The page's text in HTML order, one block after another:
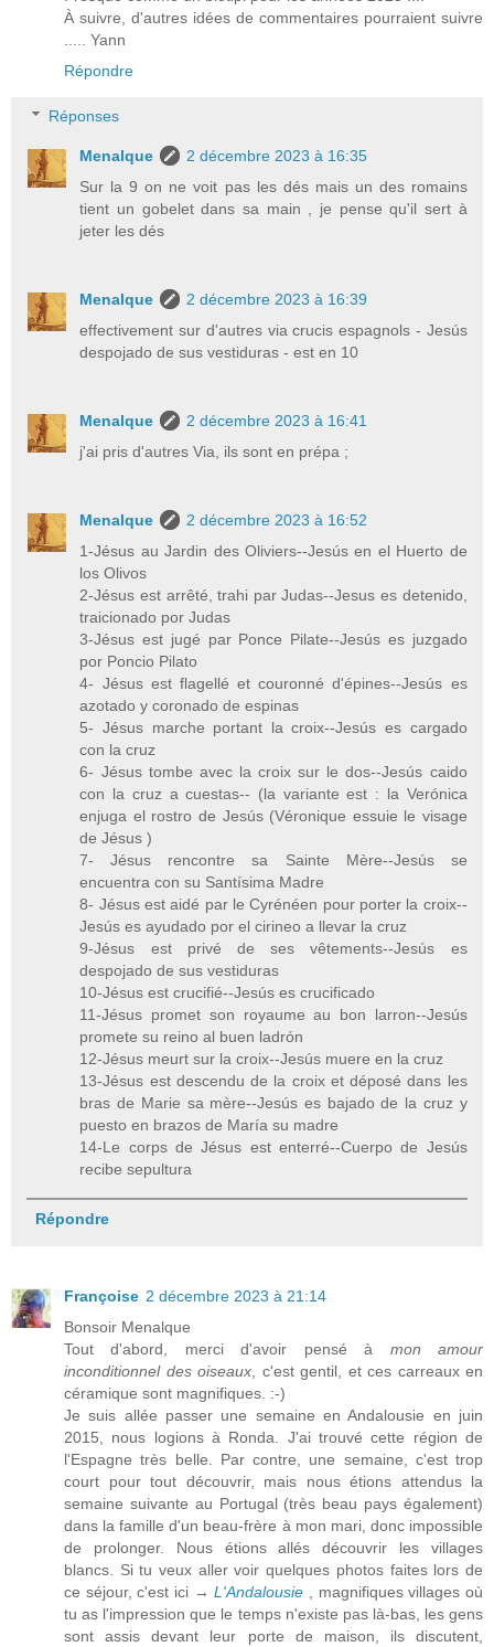
À suivre, d'autres idées de commentaires pourraient suivre
..... Yann
Répondre
Réponses
Menalque
2 décembre 2023 à 16:35
Sur la 9 on ne voit pas les dés mais un des romains
tient un gobelet dans sa main , je pense qu'il sert à
jeter les dés
Menalque
2 décembre 2023 à 16:39
effectivement sur d'autres via crucis espagnols - Jesús
despojado de sus vestiduras - est en 10
Menalque
2 décembre 2023 à 16:41
j'ai pris d'autres Via, ils sont en prépa ;
Menalque
2 décembre 2023 à 16:52
1-Jésus au Jardin des Oliviers--Jesús en el Huerto de
los Olivos
2-Jésus est arrêté, trahi par Judas--Jesus es detenido,
traicionado por Judas
3-Jésus est jugé par Ponce Pilate--Jesús es juzgado
por Poncio Pilato
4- Jésus est flagellé et couronné d'épines--Jesús es
azotado y coronado de espinas
5- Jésus marche portant la croix--Jesús es cargado
con la cruz
6- Jésus tombe avec la croix sur le dos--Jesús caido
con la cruz a cuestas-- (la variante est : la Verónica
enjuga el rostro de Jesús (Véronique essuie le visage
de Jésus )
7- Jésus rencontre sa Sainte Mère--Jesús se
encuentra con su Santísima Madre
8- Jésus est aidé par le Cyrénéen pour porter la croix--
Jesús es ayudado por el cirineo a llevar la cruz
9-Jésus est privé de ses vêtements--Jesús es
despojado de sus vestiduras
10-Jésus est crucifié--Jesús es crucificado
11-Jésus promet son royaume au bon larron--Jesús
promete su reino al buen ladrón
12-Jésus meurt sur la croix--Jesús muere en la cruz
13-Jésus est descendu de la croix et déposé dans les
bras de Marie sa mère--Jesús es bajado de la cruz y
puesto en brazos de María su madre
14-Le corps de Jésus est enterré--Cuerpo de Jesús
recibe sepultura
Répondre
Françoise 2 décembre 2023 à 21:14
Bonsoir Menalque
Tout d'abord, merci d'avoir pensé à mon amour
inconditionnel des oiseaux, c'est gentil, et ces carreaux en
céramique sont magnifiques. :-)
Je suis allée passer une semaine en Andalousie en juin
2015, nous logions à Ronda. J'ai trouvé cette région de
l'Espagne très belle. Par contre, une semaine, c'est trop
court pour tout découvrir, mais nous étions attendus la
semaine suivante au Portugal (très beau pays également)
dans la famille d'un beau-frère à mon mari, donc impossible
de prolonger. Nous étions allés découvrir les villages
blancs. Si tu veux aller voir quelques photos faites lors de
ce séjour, c'est ici →L'Andalousie , magnifiques villages où
tu as l'impression que le temps n'existe pas là-bas, les gens
sont assis devant leur porte de maison, ils discutent,